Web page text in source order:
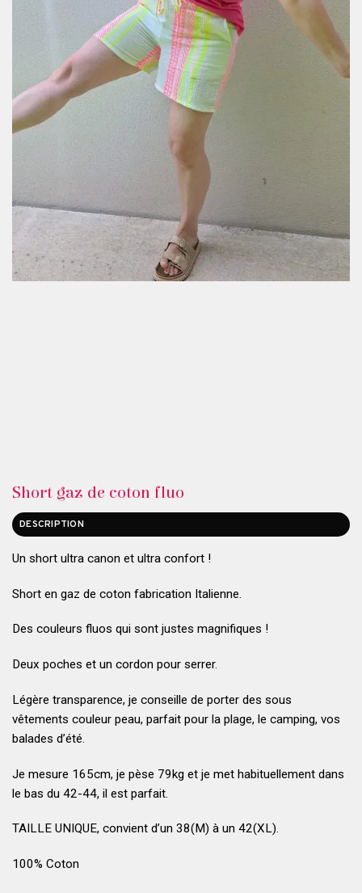
Short gaz de coton fluo
DESCRIPTION
Un short ultra canon et ultra confort !
Short en gaz de coton fabrication Italienne.
Des couleurs fluos qui sont justes magnifiques !
Deux poches et un cordon pour serrer.
Légère transparence, je conseille de porter des sous
vêtements couleur peau, parfait pour la plage, le camping, vos
balades d’été.
Je mesure 165cm, je pèse 79kg et je met habituellement dans
le bas du 42-44, il est parfait.
TAILLE UNIQUE, convient d’un 38(M) à un 42(XL).
100% Coton